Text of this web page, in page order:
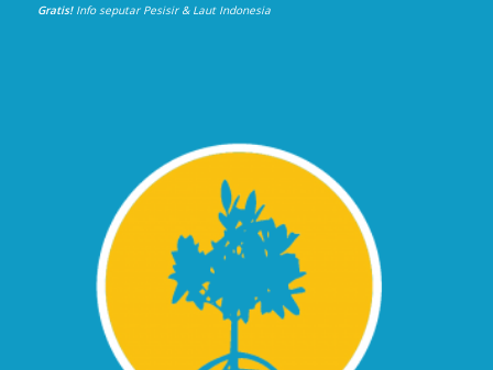
Gratis! Info seputar Pesisir & Laut Indonesia